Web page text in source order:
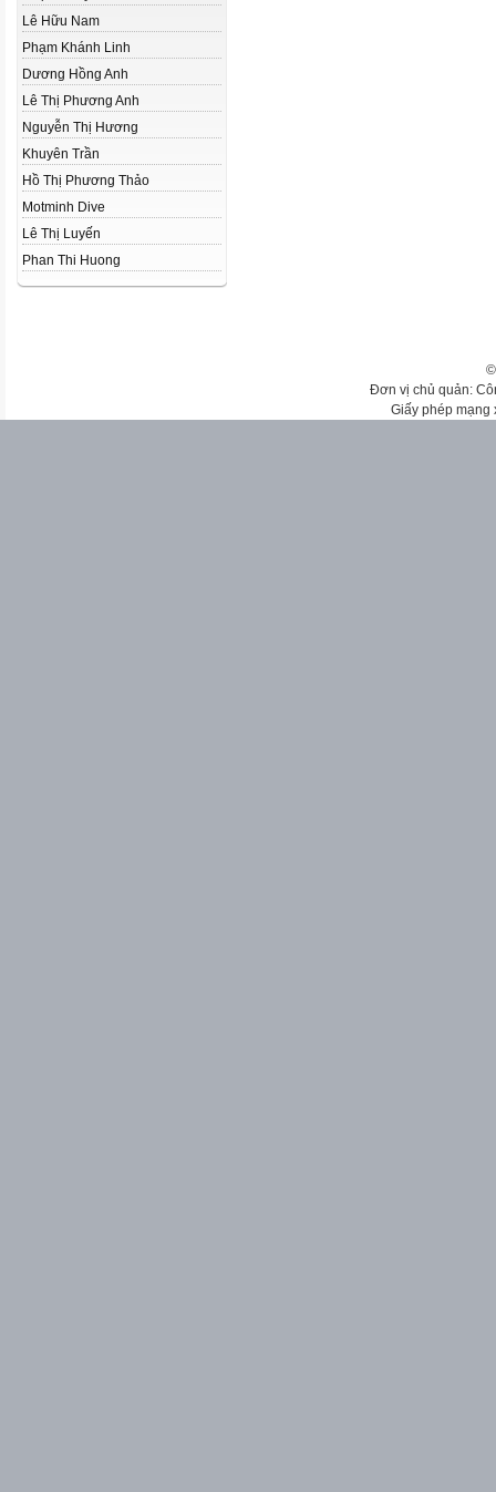
Lê Hữu Nam
Phạm Khánh Linh
Dương Hồng Anh
Lê Thị Phương Anh
Nguyễn Thị Hương
Khuyên Trần
Hồ Thị Phương Thảo
Motminh Dive
Lê Thị Luyến
Phan Thi Huong
Đơn vị chủ quản:
Giấy phép mạng